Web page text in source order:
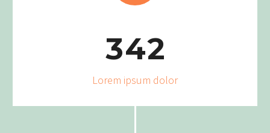
342
Lorem ipsum dolor